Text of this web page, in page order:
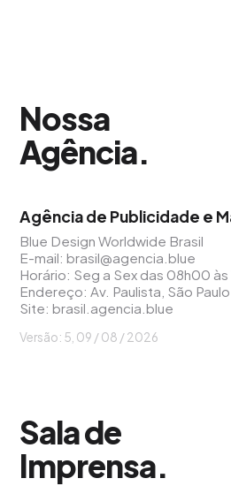
Nossa
Agência.
Agência de Publicidade e
Blue Design Worldwide Brasil
E-mail:brasil@agencia.blue
Horário: Seg a Sex das 08h00 às
Endereço: Av. Paulista, São Paulo
Site:brasil.agencia.blue
Versão: 5, 09 / 08 / 2026
Sala de
Imprensa.